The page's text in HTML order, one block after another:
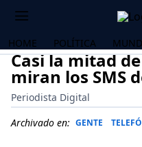
HOME POLÍTICA
Casi la mitad
miran los SMS
Periodista Digital
Archivado en: GENTE